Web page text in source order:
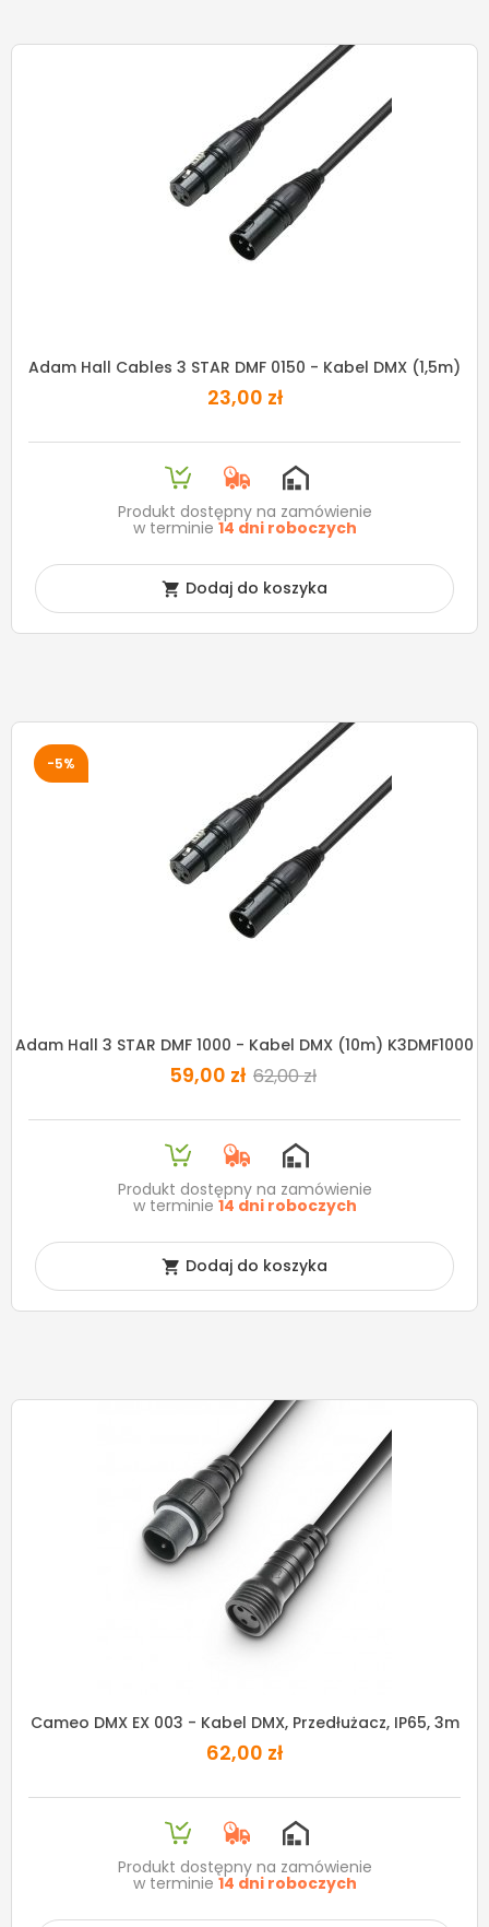
Adam Hall Cables 3 STAR DMF 0150 - Kabel DMX (1,5m)
23,00 zł
Produkt dostępny na zamówienie
w terminie 14 dni roboczych
 Dodaj do koszyka
-5%
Adam Hall 3 STAR DMF 1000 - Kabel DMX (10m) K3DMF1000
59,00 zł 62,00 zł
Produkt dostępny na zamówienie
w terminie 14 dni roboczych
 Dodaj do koszyka
Cameo DMX EX 003 - Kabel DMX, Przedłużacz, IP65, 3m
62,00 zł
Produkt dostępny na zamówienie
w terminie 14 dni roboczych